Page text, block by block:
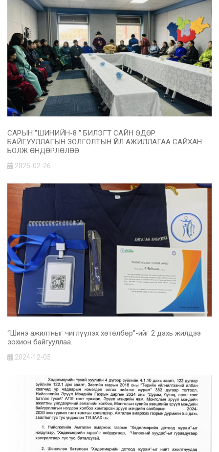
САРЫН "ШИНИЙН-8 " БИЛЭГТ САЙН ӨДӨР
БАЙГУУЛЛАГЫН ЗОЛГОЛТЫН ҮЙЛ АЖИЛЛАГАА САЙХАН
БОЛЖ ӨНДӨРЛӨЛӨӨ.
2025-02-26
“Шинэ ажилтныг чиглүүлэх хөтөлбөр”-ийг 2 дахь жилдээ
зохион байгууллаа.
2024-12-05